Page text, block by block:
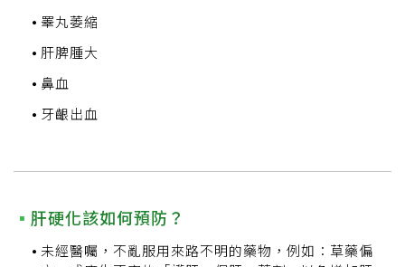
睪丸萎縮
肝脾腫大
鼻血
牙齦出血
肝硬化該如何預防？
未經醫囑，不亂服用來路不明的藥物，例如：草藥偏